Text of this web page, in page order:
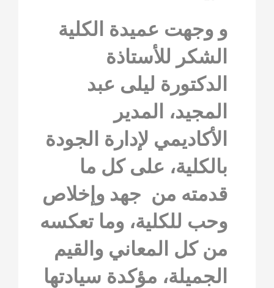
و وجهت عميدة الكلية
الشكر للأستاذة
الدكتورة ليلى عبد
المجيد، المدير
الأكاديمي لإدارة الجودة
بالكلية، على كل ما
قدمته من جهد وإخلاص
وحب للكلية، وما تعكسه
من كل المعاني والقيم
الجميلة، مؤكدة سيادتها